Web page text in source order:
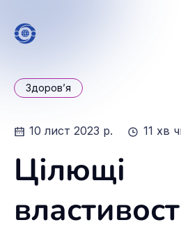
Здоров’я
10 лист 2023 р. 11 хв
Цілющі